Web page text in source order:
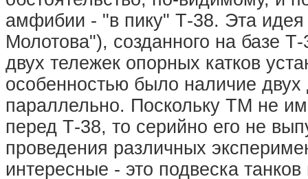
амфибии - "в пику" Т-38. Эта
Молотова"), созданного на базе
двух тележек опорных катков
особенностью было наличие
параллельно. Поскольку ТМ не
перед Т-38, то серийно его не
проведения различных
интересные - это подвеска